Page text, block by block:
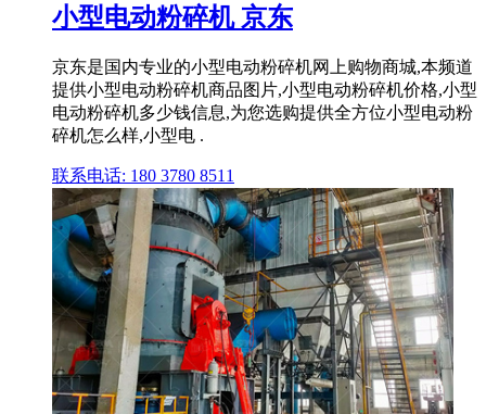
小型电动粉碎机 京东
京东是国内专业的小型电动粉碎机网上购物商城,本频道
提供小型电动粉碎机商品图片,小型电动粉碎机价格,小型
电动粉碎机多少钱信息,为您选购提供全方位小型电动粉
碎机怎么样,小型电 .
联系电话: 180 3780 8511